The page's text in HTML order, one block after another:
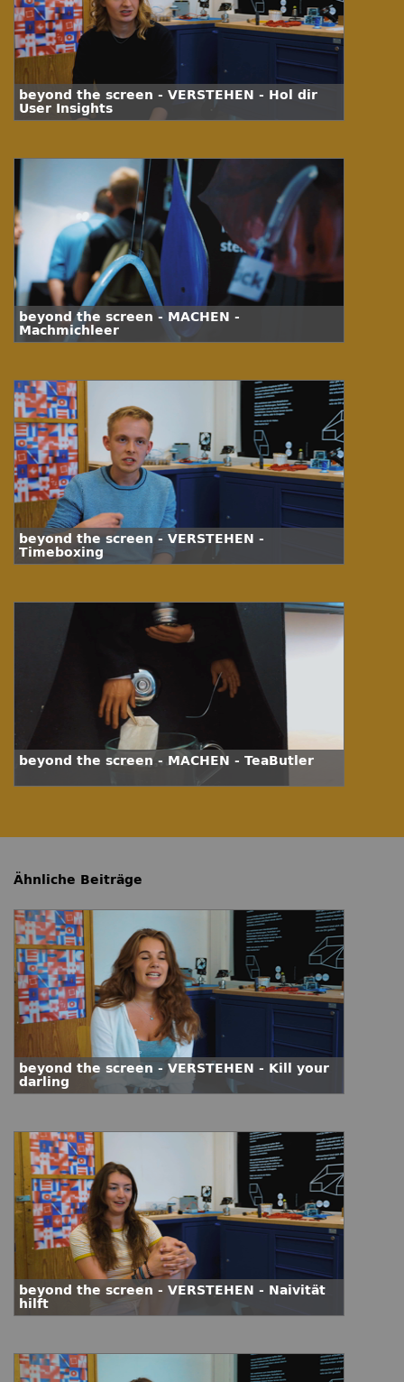
beyond the screen - VERSTEHEN - Hol dir
User Insights
beyond the screen - MACHEN -
Machmichleer
beyond the screen - VERSTEHEN -
Timeboxing
beyond the screen - MACHEN - TeaButler
Ähnliche Beiträge
beyond the screen - VERSTEHEN - Kill your
darling
beyond the screen - VERSTEHEN - Naivität
hilft